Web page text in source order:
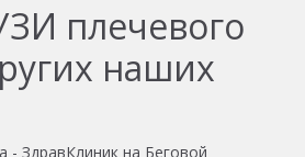
плечевого
наших